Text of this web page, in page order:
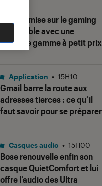
Corsair mise sur le gaming
accessible avec une
nouvelle gamme à petit prix
Gmail barre la route aux
adresses tierces : ce qu’il
faut savoir pour se préparer
Application • 15H10
Bose renouvelle enfin son
casque QuietComfort et lui
offre l’audio des Ultra
Casques audio • 15H00